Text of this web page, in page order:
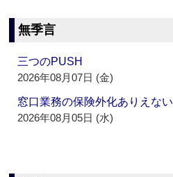
無季言
三つのPUSH
2026年08月07日 (金)
窓口業務の保険外化ありえない
2026年08月05日 (水)